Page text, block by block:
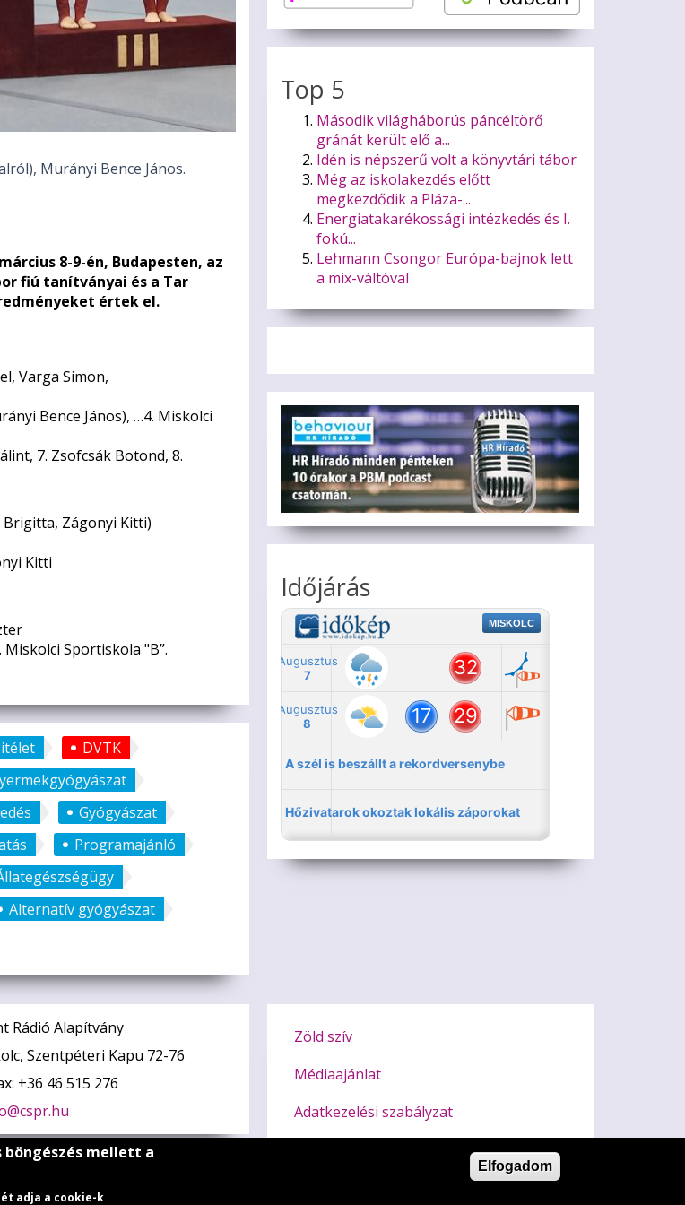
Murányi Bence János. Az ifjúsági egyéni összetettben 5. Bolha Áron, 6. Győri András
8-9-én, Budapesten, az
fiú tanítványai és a Tar
értek el.
Varga Simon,
Bence János), …4. Miskolci
7. Zsofcsák Botond, 8.
Brigitta, Zágonyi Kitti)
Kitti
Sportiskola "B”.
DVTK
Gyógyászat
Programajánló
Alternatív gyógyászat
Top 5
Második világháborús páncéltörő
gránát került elő a...
Idén is népszerű volt a könyvtári tábor
Még az iskolakezdés előtt
megkezdődik a Pláza-...
Energiatakarékossági intézkedés és I.
fokú...
Lehmann Csongor Európa-bajnok lett
a mix-váltóval
Időjárás
Rádió Alapítvány
Szentpéteri Kapu 72-76
+36 46 515 276
Zöld szív
Médiaajánlat
Adatkezelési szabályzat
böngészés mellett a
adja a cookie-k
Elfogadom